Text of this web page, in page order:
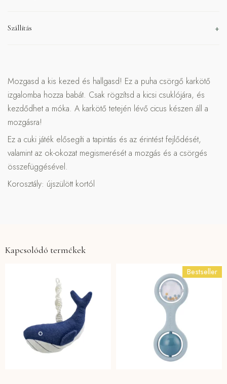
Szállítás
Mozgasd a kis kezed és hallgasd! Ez a puha csörgő karkötő
izgalomba hozza babát. Csak rögzítsd a kicsi csuklójára, és
kezdődhet a móka. A karkötő tetején lévő cicus készen áll a
mozgásra!
Ez a cuki játék elősegíti a tapintás és az érintést fejlődését,
valamint az ok-okozat megismerését a mozgás és a csörgés
összefüggésével.
Korosztály: újszülött kortól
Kapcsolódó termékek
Bestseller